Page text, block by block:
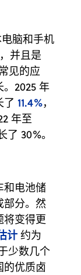
脑和手机
并且是
见的应
2025 年
了 11.4%，
年至
30%。
和电池储
部分。然
将变得更
计 约为
少数几个
的优质卤